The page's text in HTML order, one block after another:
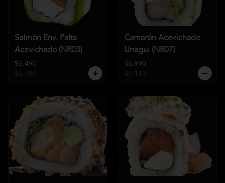
Salmón Env. Palta
Acevichado (NR03)
$6.490
$6.590
Camarón Acevichado
Unagui (NR07)
$6.990
$7.140